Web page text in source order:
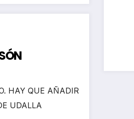
HAY QUE AÑADIR
UDALLA